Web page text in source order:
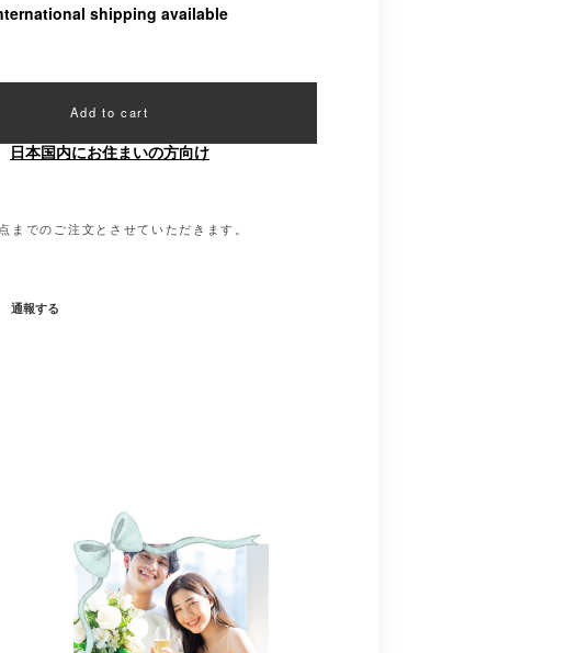
shipping available
Add to cart
日本国内にお住まいの方向け
までのご注文とさせていただきます。
通報する